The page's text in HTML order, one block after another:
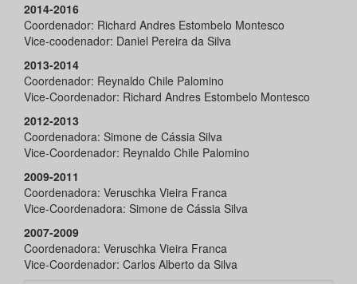
2014-2016
Coordenador: Richard Andres Estombelo Montesco
Vice-coodenador: Daniel Pereira da Silva
2013-2014
Coordenador: Reynaldo Chile Palomino
Vice-Coordenador: Richard Andres Estombelo Montesco
2012-2013
Coordenadora: Simone de Cássia Silva
Vice-Coordenador: Reynaldo Chile Palomino
2009-2011
Coordenadora: Veruschka Vieira Franca
Vice-Coordenadora: Simone de Cássia Silva
2007-2009
Coordenadora: Veruschka Vieira Franca
Vice-Coordenador: Carlos Alberto da Silva